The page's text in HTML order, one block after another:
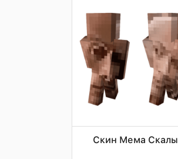
Скин Мема Скалы